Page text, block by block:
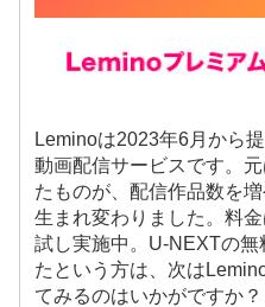
Leminoは2023年6月から
動画配信サービスです。
たものが、配信作品数を
生まれ変わりました。料
試し実施中。U-NEXTの
たという方は、次は
てみるのはいかがですか？